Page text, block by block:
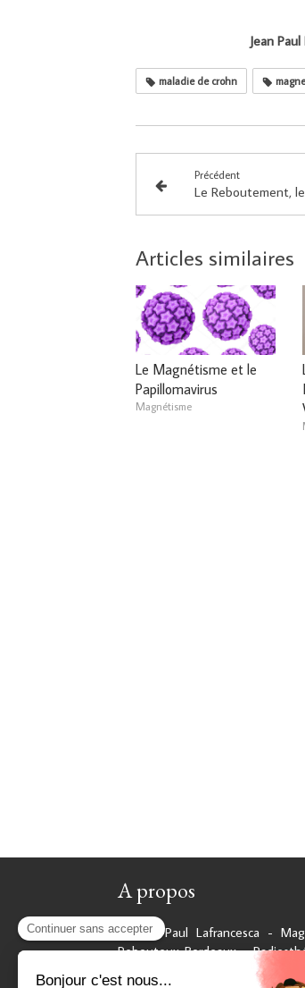
Jean
maladie de crohn
Précédent
Articles similaires
Le Magnétisme et le
Papillomavirus
Magnétisme
A propos
© Jean-Paul Lafrancesca -
Rebouteux Bordeaux -